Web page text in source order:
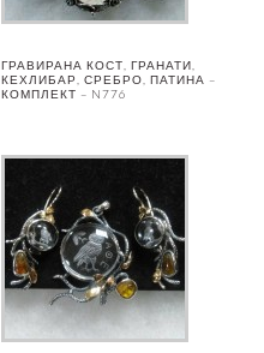
ГРАВИРАНА КОСТ, ГРАНАТИ,
КЕХЛИБАР, СРЕБРО, ПАТИНА –
КОМПЛЕКТ – N776